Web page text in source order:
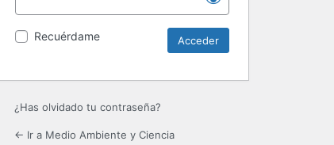
Recuérdame
¿Has olvidado tu contraseña?
← Ir a Medio Ambiente y Ciencia